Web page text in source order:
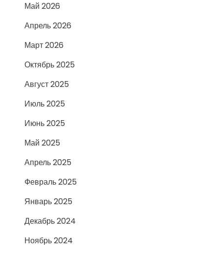
Май 2026
Апрель 2026
Март 2026
Октябрь 2025
Август 2025
Июль 2025
Июнь 2025
Май 2025
Апрель 2025
Февраль 2025
Январь 2025
Декабрь 2024
Ноябрь 2024